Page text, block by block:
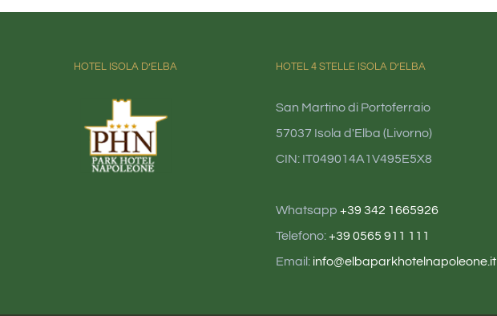
HOTEL ISOLA D’ELBA HOTEL 4 STELLE ISOLA D’ELBA
San Martino di Portoferraio
57037 Isola d'Elba (Livorno)
CIN: IT049014A1V495E5X8
Whatsapp +39 342 1665926
Telefono:+39 0565 911 111
Email: info@elbaparkhotelnapoleone.it